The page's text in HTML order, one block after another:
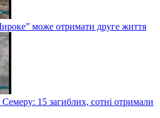
може отримати друге життя
Семеру: 15 загиблих, сотні отримали